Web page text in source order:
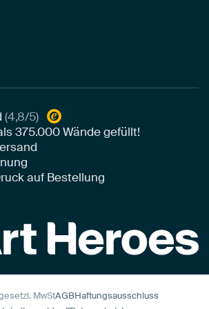
(4,8/5)
375.000Wände gefüllt!
auf Bestellung
MwStAGBHaftungsausschluss